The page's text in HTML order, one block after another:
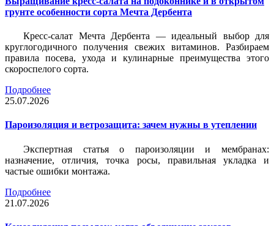
грунте особенности сорта Мечта Дербента
Кресс-салат Мечта Дербента — идеальный выбор для
круглогодичного получения свежих витаминов. Разбираем
правила посева, ухода и кулинарные преимущества этого
скороспелого сорта.
Подробнее
25.07.2026
Пароизоляция и ветрозащита: зачем нужны в утеплении
Экспертная статья о пароизоляции и мембранах:
назначение, отличия, точка росы, правильная укладка и
частые ошибки монтажа.
Подробнее
21.07.2026